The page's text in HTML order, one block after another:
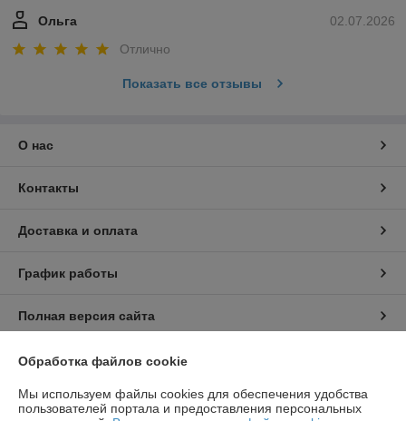
02.07.2026
Ольга
Отлично
Показать все отзывы
О нас
Контакты
Доставка и оплата
График работы
Полная версия сайта
Политика обработки cookies
Сайт создан на платформе Deal.by
Обработка файлов cookie
Мы используем файлы cookies для обеспечения удобства
пользователей портала и предоставления персональных